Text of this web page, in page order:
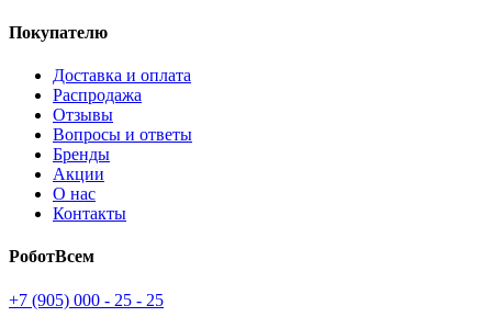
Покупателю
Доставка и оплата
Распродажа
Отзывы
Вопросы и ответы
Бренды
Акции
О нас
Контакты
РоботВсем
+7 (905) 000 - 25 - 25